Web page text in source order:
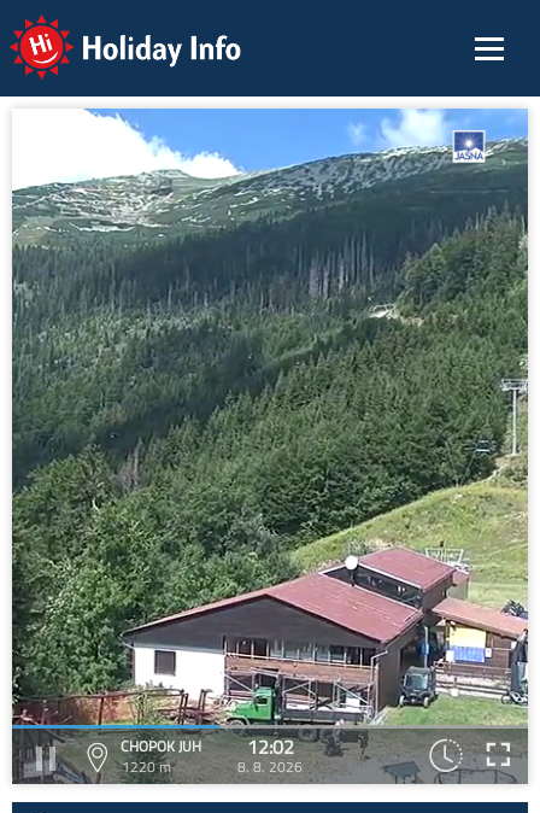
Holiday Info
CHOPOK JUH
1220 m
12:02
8. 8. 2026